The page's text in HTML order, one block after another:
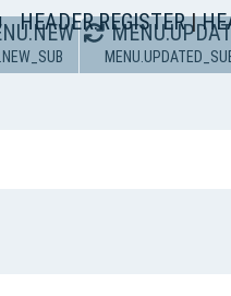
HEADER.REGISTER|